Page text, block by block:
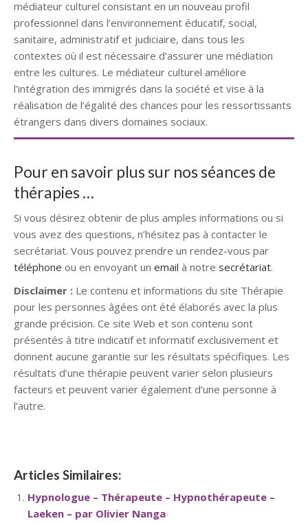
médiateur culturel consistant en un nouveau profil
professionnel dans l’environnement éducatif, social,
sanitaire, administratif et judiciaire, dans tous les
contextes où il est nécessaire d’assurer une médiation
entre les cultures. Le médiateur culturel améliore
l’intégration des immigrés dans la société et vise à la
réalisation de l’égalité des chances pour les ressortissants
étrangers dans divers domaines sociaux.
Pour en savoir plus sur nos séances de
thérapies …
Si vous désirez obtenir de plus amples informations ou si
vous avez des questions, n’hésitez pas à contacter le
secrétariat. Vous pouvez prendre un rendez-vous par
téléphone ou en envoyant un email à notre secrétariat.
Disclaimer : Le contenu et informations du site Thérapie
pour les personnes âgées ont été élaborés avec la plus
grande précision. Ce site Web et son contenu sont
présentés à titre indicatif et informatif exclusivement et
donnent aucune garantie sur les résultats spécifiques. Les
résultats d’une thérapie peuvent varier selon plusieurs
facteurs et peuvent varier également d’une personne à
l’autre.
Articles Similaires:
Hypnologue – Thérapeute – Hypnothérapeute –
Laeken – par Olivier Nanga